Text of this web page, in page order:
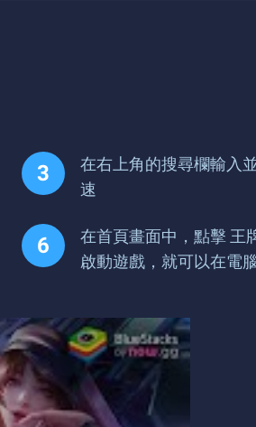
在右上角的搜尋欄輸入
速
在首頁畫面中，點擊 王
啟動遊戲，就可以在電